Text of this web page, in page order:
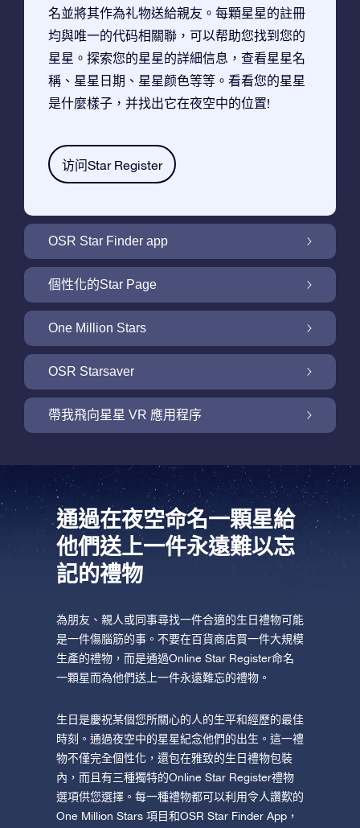
名並將其作為礼物送給親友。每顆星星的註冊
均與唯一的代码相關聯，可以帮助您找到您的
星星。探索您的星星的詳細信息，查看星星名
稱、星星日期、星星颜色等等。看看您的星星
是什麼樣子，并找出它在夜空中的位置!
访问Star Register
OSR Star Finder app
利用OSR Star Finder App在夜空中找到屬於
Online Star Register為iOS和安卓用戶提供了
利用Star Finder App命名和查找一顆在Online
Star Register (OSR)註冊的星星則更簡單些。
利用一個獨特的星星代碼精確定位天空中一顆
特別命名的星星，或是根據自己的位置瀏覽星
座。
阅读全文
AppStore (iOS) Play Store (安卓)
個性化的Star Page
利用免費的Star Page個性化您的Star Gift
購買任何star gift即可獲得Online Star Register
提供的一個免費Star Page。通過利用Online
Star Register (OSR)命名一顆星並定制一個star
page，以為朋友、親人或同事送上一份永遠難
忘的禮物。寫下一句歡迎辭、上傳照片，等
等。
阅读全文
预览Star Page
One Million Stars
One Million Stars: 探索銀河系鄰近地區
坐在您舒適的家中，利用One Million Stars應
用程序探索宇宙。這是一個從您的網站瀏覽器
進行星際旅行的歷史性的飛躍。One Million
Stars 應用程序使您能夠觀看一百萬顆星星，
Register (OSR)個性化的星星。在宇宙中飛
行，在3D中體驗宇宙星辰！
阅读全文
訪問One Million Stars
OSR Starsaver
用 OSR Starsaver點亮您的螢幕
使用OSR Starsaver，讓您的星星與您近在咫
尺。將您的星星設置為手機或電腦壁紙，让你
隨時觀賞你的星星。
阅读全文
预览OSR Starsaver
帶我飛向星星 VR 應用程序
訪問行星，了解夜空中的 88 個星座。玩一玩
“連接星星”遊戲，解鎖每個星座的信息。飛到
屬於您自己的那顆星星，查看詳細信息並與您
所愛的人分享。適用於iOS 和Android的免費移
空！
在VR中探索宇宙
通過在夜空命名一顆星給
他們送上一件永遠難以忘
記的禮物
為朋友、親人或同事尋找一件合適的生日禮物可能
是一件傷腦筋的事。不要在百貨商店買一件大規模
生產的禮物，而是通過Online Star Register命名
一顆星而為他們送上一件永遠難忘的禮物。
生日是慶祝某個您所關心的人的生平和經歷的最佳
時刻。通過夜空中的星星紀念他們的出生。這一禮
物不僅完全個性化，還包在雅致的生日禮物包裝
內，而且有三種獨特的Online Star Register禮物
選項供您選擇。每一種禮物都可以利用令人讚歎的
One Million Stars 項目和OSR Star Finder App，